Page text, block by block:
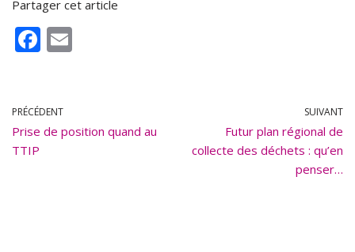
Partager cet article
F
b
o
PRÉCÉDENT
Prise de position quand au
TTIP
SUIVANT
Futur plan régional de
collecte des déchets : qu’en
penser…